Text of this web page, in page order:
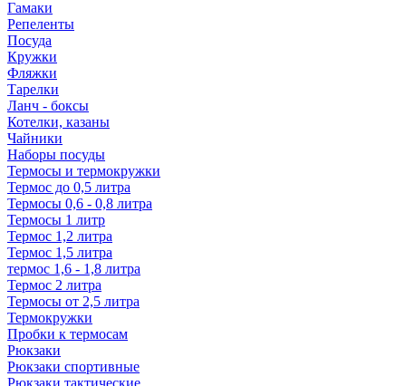
Гамаки
Репеленты
Посуда
Кружки
Фляжки
Тарелки
Ланч - боксы
Котелки, казаны
Чайники
Наборы посуды
Термосы и термокружки
Термос до 0,5 литра
Термосы 0,6 - 0,8 литра
Термосы 1 литр
Термос 1,2 литра
Термос 1,5 литра
термос 1,6 - 1,8 литра
Термос 2 литра
Термосы от 2,5 литра
Термокружки
Пробки к термосам
Рюкзаки
Рюкзаки спортивные
Рюкзаки тактические